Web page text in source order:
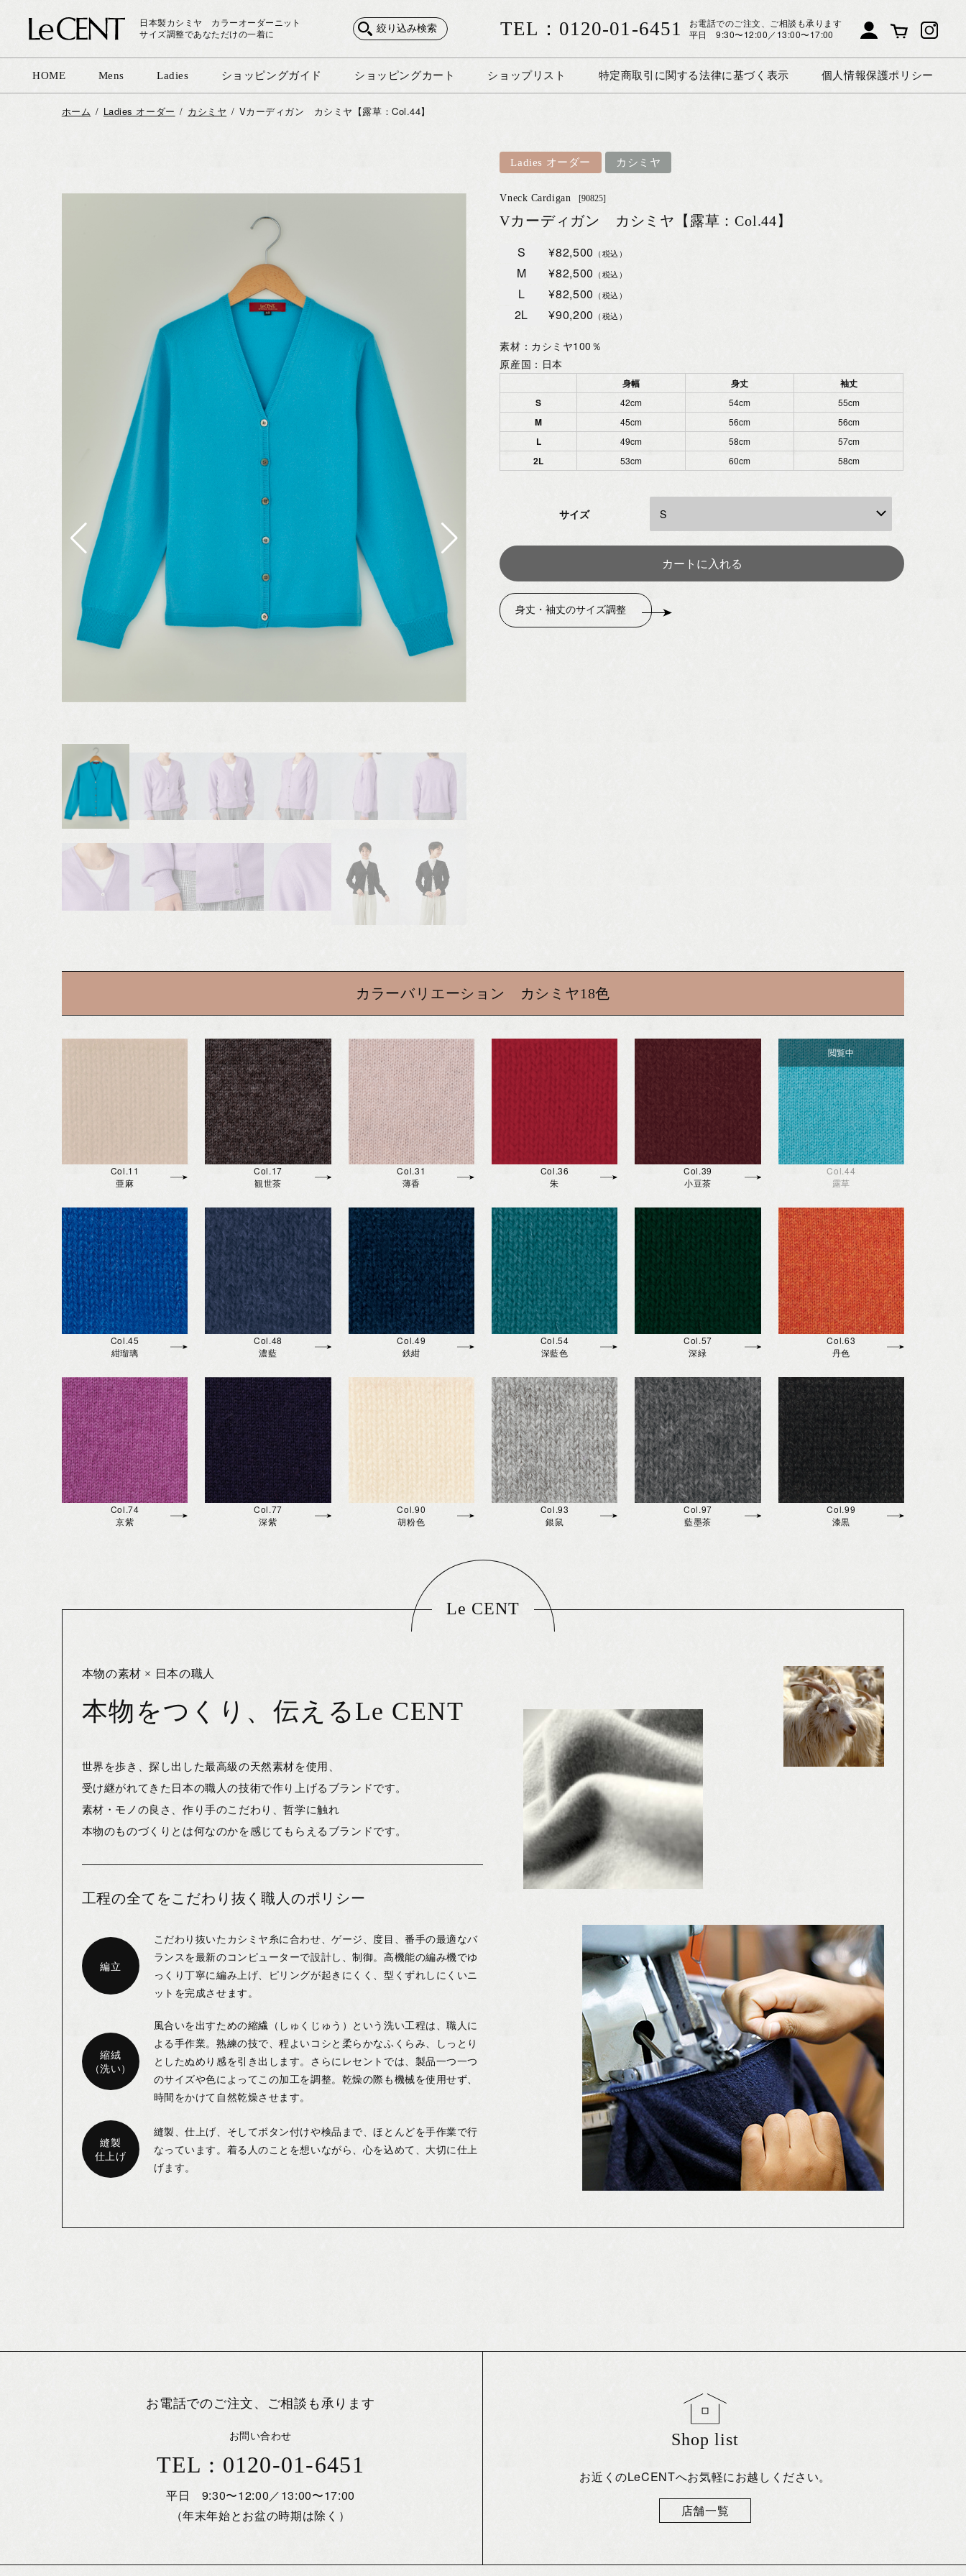
日本製カシミヤ カラーオーダーニット
サイズ調整であなただけの一着に
絞り込み検索 TEL：0120-01-6451
お電話でのご注文、ご相談も承ります
平日 9:30〜12:00／13:00〜17:00
HOME Mens Ladies ショッピングガイド ショッピングカート ショップリスト 特定商取引に関する法律に基づく表示 個人情報保護ポリシー
ホーム Ladies オーダー カシミヤ Vカーディガン カシミヤ【露草：Col.44】
Ladies オーダー カシミヤ
Vneck Cardigan [90825]
Vカーディガン カシミヤ【露草：Col.44】
S ¥82,500 （税込）
M ¥82,500 （税込）
L ¥82,500 （税込）
2L ¥90,200 （税込）
素材：カシミヤ100％
原産国：日本
身幅 身丈
袖丈
S
42cm 54cm 55cm
M 45cm 56cm 56cm
L 49cm 58cm 57cm
2L 53cm 60cm 58cm
サイズ
身丈・袖丈のサイズ調整
カラーバリエーション カシミヤ18色
Col.11
亜麻
Col.17
観世茶
Col.31
薄香
Col.36
朱
Col.39
小豆茶
Col.44
露草
Col.45
紺瑠璃
Col.48
濃藍
Col.49
鉄紺
Col.54
深藍色
Col.57
深緑
Col.63
丹色
Col.74
京紫
Col.77
深紫
Col.90
胡粉色
Col.93
銀鼠
Col.97
藍墨茶
Col.99
漆黒
Le CENT
本物の素材 × 日本の職人
本物をつくり、伝えるLe CENT
世界を歩き、探し出した最高級の天然素材を使用、
受け継がれてきた日本の職人の技術で作り上げるブランドです。
素材・モノの良さ、作り手のこだわり、哲学に触れ
本物のものづくりとは何なのかを感じてもらえるブランドです。
工程の全てをこだわり抜く職人のポリシー
編立
こだわり抜いたカシミヤ糸に合わせ、ゲージ、度目、番手の最適なバ
ランスを最新のコンピューターで設計し、制御。高機能の編み機でゆ
っくり丁寧に編み上げ、ピリングが起きにくく、型くずれしにくいニ
ットを完成させます。
縮絨
（洗い）
風合いを出すための縮繊（しゅくじゅう）という洗い工程は、職人に
よる手作業。熟練の技で、程よいコシと柔らかなふくらみ、しっとり
としたぬめり感を引き出します。さらにレセントでは、製品一つ一つ
のサイズや色によってこの加工を調整。乾燥の際も機械を使用せず、
時間をかけて自然乾燥させます。
縫製
仕上げ
縫製、仕上げ、そしてボタン付けや検品まで、ほとんどを手作業で行
なっています。着る人のことを想いながら、心を込めて、大切に仕上
げます。
お電話でのご注文、ご相談も承ります
お問い合わせ
TEL : 0120-01-6451
平日 9:30〜12:00／13:00〜17:00
（年末年始とお盆の時期は除く）
Shop list
お近くのLeCENTへお気軽にお越しください。
店舗一覧